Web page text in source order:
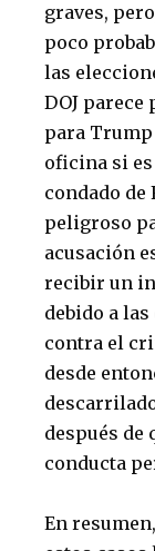
graves,
poco
las
DOJ parece
para Trump
oficina si
condado de
peligroso
acusación
recibir un
debido a
contra el
desde
después de
conducta
En